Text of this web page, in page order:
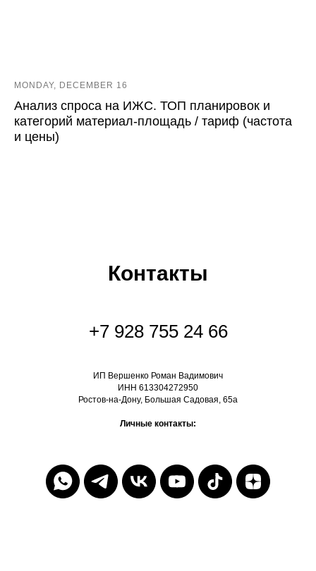
MONDAY, DECEMBER 16
Анализ спроса на ИЖС. ТОП планировок и
категорий материал-площадь / тариф (частота
и цены)
Контакты
+7 928 755 24 66
ИП Вершенко Роман Вадимович
ИНН 613304272950
Ростов-на-Дону, Большая Садовая, 65а
Личные контакты: